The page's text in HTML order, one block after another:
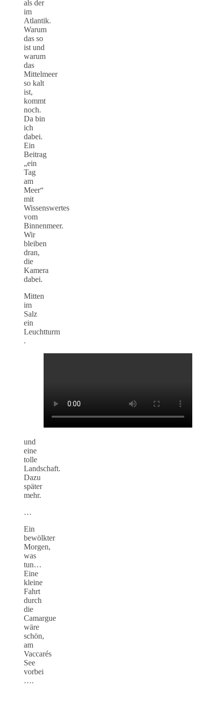
als der
im
Atlantik.
Warum
das so
ist und
warum
das
Mittelmeer
so kalt
ist,
kommt
noch.
Da bin
ich
dabei.
Ein
Beitrag
„ein
Tag
am
Meer“
mit
Wissenswertes
vom
Binnenmeer.
Wir
bleiben
dran,
die
Kamera
dabei.
Mitten
im
Salz
ein
Leuchtturm
.
und
eine
tolle
Landschaft.
Dazu
später
mehr.
…
Ein
bewölkter
Morgen,
was
tun…
Eine
kleine
Fahrt
durch
die
Camargue
wäre
schön,
am
Vaccarés
See
vorbei
….